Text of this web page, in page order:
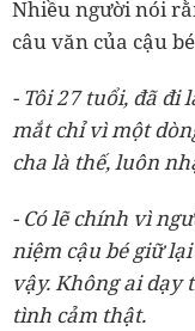
Nhiều người nói
câu văn của cậu
- Tôi 27 tuổi, đã đi
mắt chỉ vì một
cha là thế, luôn
- Có lẽ chính vì
niệm cậu bé giữ
vậy. Không ai dạy
tình cảm thật.